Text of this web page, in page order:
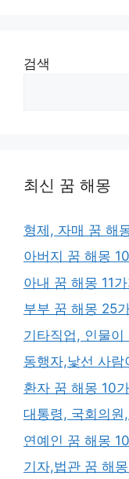
검색
최신 꿈 해몽
형제, 자매 꿈 해
아버지 꿈 해몽
아내 꿈 해몽 11
부부 꿈 해몽 25
기타직업, 인물이
동행자,낯선 사람
환자 꿈 해몽 10
대통령, 국회의원
연예인 꿈 해몽
기자,법관 꿈 해